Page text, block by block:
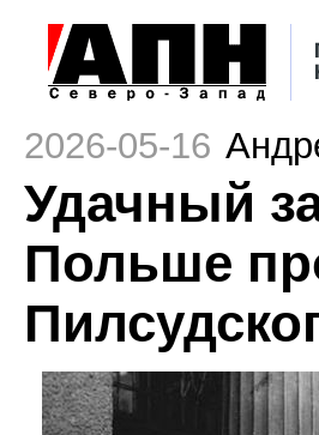
2026-05-16
Удачный
Польше